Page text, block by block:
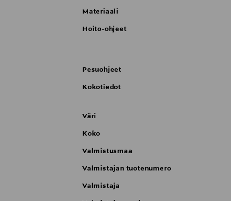
Materiaali
Hoito-ohjeet
Pesuohjeet
Kokotiedot
Väri
Koko
Valmistusmaa
Valmistajan tuotenumero
Valmistaja